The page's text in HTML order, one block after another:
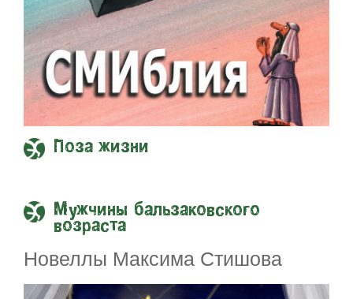
Поза жизни
Мужчины бальзаковского
возраста
Новеллы Максима Стишова